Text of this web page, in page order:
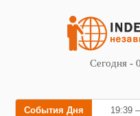
Сегодня -
События Дня 19:39